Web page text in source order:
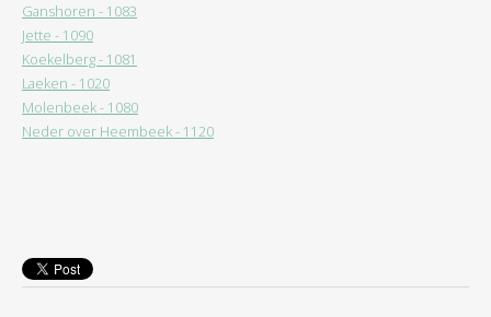
Ganshoren - 1083
Jette - 1090
Koekelberg - 1081
Laeken - 1020
Molenbeek - 1080
Neder over Heembeek - 1120